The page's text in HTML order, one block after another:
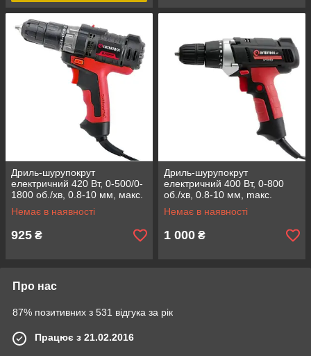
Дриль-шурупокрут
електричний 420 Вт, 0-500/0-
1800 об./хв, 0.8-10 мм, макс.
20 Nм INTERTOOL WT-0104
Немає в наявності
925 ₴
Дриль-шурупокрут
електричний 400 Вт, 0-800
об./хв, 0.8-10 мм, maкс.
крутний момент 20 Нм
INTERTOOL WT-0103
Немає в наявності
1 000 ₴
Про нас
87% позитивних з 531 відгука за рік
Працює з 21.02.2016